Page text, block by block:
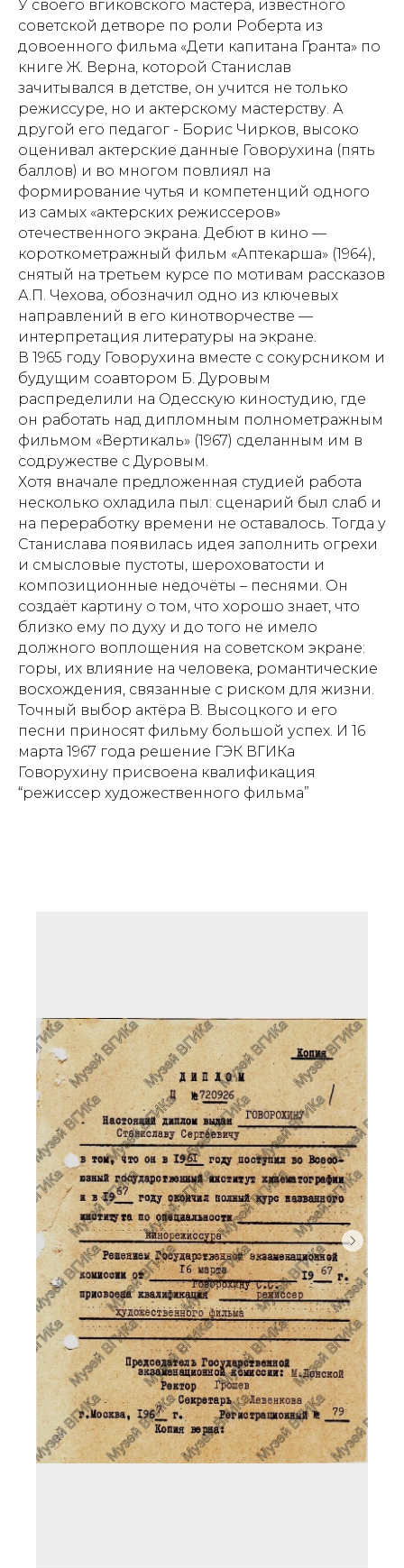
У своего вгиковского мастера, известного
советской детворе по роли Роберта из
довоенного фильма «Дети капитана Гранта» по
книге Ж. Верна, которой Станислав
зачитывался в детстве, он учится не только
режиссуре, но и актерскому мастерству. А
другой его педагог - Борис Чирков, высоко
оценивал актерские данные Говорухина (пять
баллов) и во многом повлиял на
формирование чутья и компетенций одного
из самых «актерских режиссеров»
отечественного экрана. Дебют в кино —
короткометражный фильм «Аптекарша» (1964),
снятый на третьем курсе по мотивам рассказов
А.П. Чехова, обозначил одно из ключевых
направлений в его кинотворчестве —
интерпретация литературы на экране.
В 1965 году Говорухина вместе с сокурсником и
будущим соавтором Б. Дуровым
распределили на Одесскую киностудию, где
он работать над дипломным полнометражным
фильмом «Вертикаль» (1967) сделанным им в
содружестве с Дуровым.
Хотя вначале предложенная студией работа
несколько охладила пыл: сценарий был слаб и
на переработку времени не оставалось. Тогда у
Станислава появилась идея заполнить огрехи
и смысловые пустоты, шероховатости и
композиционные недочёты – песнями. Он
создаёт картину о том, что хорошо знает, что
близко ему по духу и до того не имело
должного воплощения на советском экране:
горы, их влияние на человека, романтические
восхождения, связанные с риском для жизни.
Точный выбор актёра В. Высоцкого и его
песни приносят фильму большой успех. И 16
марта 1967 года решение ГЭК ВГИКа
Говорухину присвоена квалификация
“режиссер художественного фильма”